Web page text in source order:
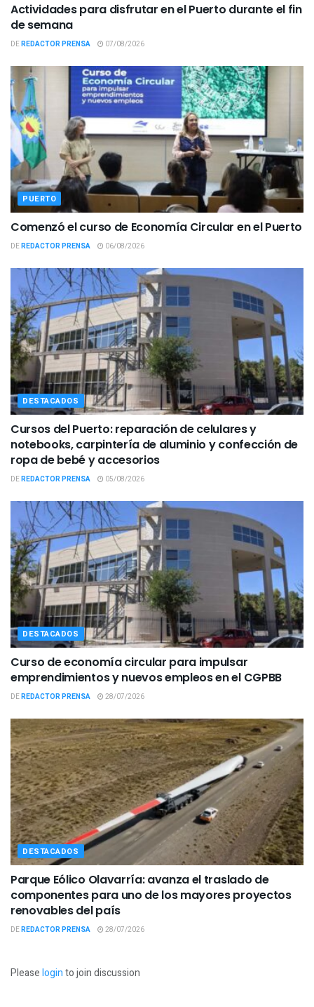
Actividades para disfrutar en el Puerto durante el fin
de semana
DEREDACTOR PRENSA 07/08/2026
PUERTO
Comenzó el curso de Economía Circular en el Puerto
DEREDACTOR PRENSA 06/08/2026
DESTACADOS
Cursos del Puerto: reparación de celulares y
notebooks, carpintería de aluminio y confección de
ropa de bebé y accesorios
DEREDACTOR PRENSA 05/08/2026
DESTACADOS
Curso de economía circular para impulsar
emprendimientos y nuevos empleos en el CGPBB
DEREDACTOR PRENSA 28/07/2026
DESTACADOS
Parque Eólico Olavarría: avanza el traslado de
componentes para uno de los mayores proyectos
renovables del país
DEREDACTOR PRENSA 28/07/2026
Pleaseloginto join discussion